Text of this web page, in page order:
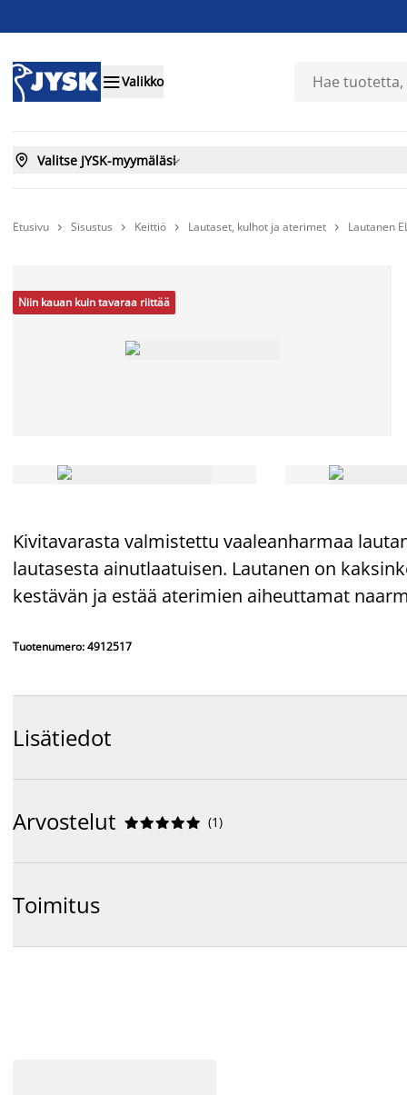
Valikko
 Valitse JYSK-myymäläsi
Etusivu  Sisustus  Keittiö  Lautaset, kulhot ja aterimet  Lautanen
Niin kauan kuin tavaraa riittää
Kivitavarasta valmistettu vaaleanharmaa
lautasesta ainutlaatuisen. Lautanen on
kestävän ja estää aterimien aiheuttamat
Tuotenumero: 4912517
Lisätiedot
Arvostelut 




 (1)
Toimitus